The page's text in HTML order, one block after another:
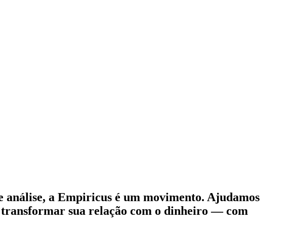
análise, a Empiricus é um movimento. Ajudamos
transformar sua relação com o dinheiro — com